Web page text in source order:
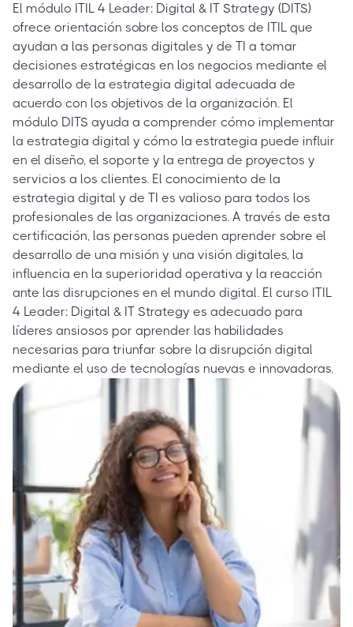
El módulo ITIL 4 Leader: Digital & IT Strategy (DITS)
ofrece orientación sobre los conceptos de ITIL que
ayudan a las personas digitales y de TI a tomar
decisiones estratégicas en los negocios mediante el
desarrollo de la estrategia digital adecuada de
acuerdo con los objetivos de la organización. El
módulo DITS ayuda a comprender cómo implementar
la estrategia digital y cómo la estrategia puede influir
en el diseño, el soporte y la entrega de proyectos y
servicios a los clientes. El conocimiento de la
estrategia digital y de TI es valioso para todos los
profesionales de las organizaciones. A través de esta
certificación, las personas pueden aprender sobre el
desarrollo de una misión y una visión digitales, la
influencia en la superioridad operativa y la reacción
ante las disrupciones en el mundo digital. El curso ITIL
4 Leader: Digital & IT Strategy es adecuado para
líderes ansiosos por aprender las habilidades
necesarias para triunfar sobre la disrupción digital
mediante el uso de tecnologías nuevas e innovadoras.